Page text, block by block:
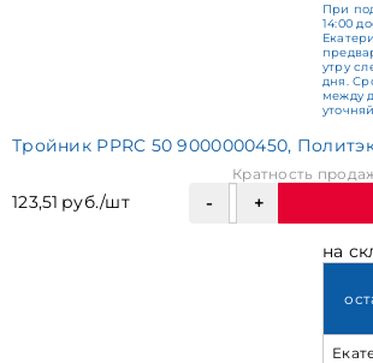
При
14:00
утру
дня.
между
Тройник PPRC 50 9000000450,
123,51 руб./шт
Кратность
на